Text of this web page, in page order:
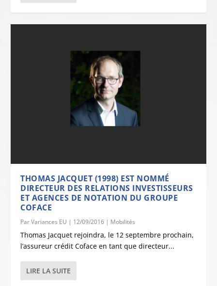
THOMAS JACQUET (1998) EST NOMMÉ
DIRECTEUR DES RELATIONS INVESTISSEURS
ET AGENCES DE NOTATION DU GROUPE
COFACE
ParVariances EU | 12/09/2016 | Mobilités
Thomas Jacquet rejoindra, le 12 septembre prochain,
l’assureur crédit Coface en tant que directeur...
LIRE LA SUITE